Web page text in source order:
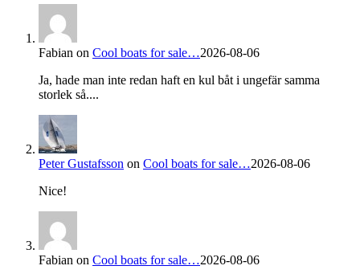
Fabian on Cool boats for sale…2026-08-06
Ja, hade man inte redan haft en kul båt i ungefär samma
storlek så....
Peter Gustafsson on Cool boats for sale…2026-08-06
Nice!
Fabian on Cool boats for sale…2026-08-06